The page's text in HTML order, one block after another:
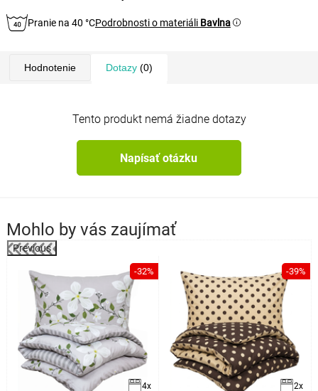
Pranie na 40 °CPodrobnosti o materiáli Bavlna
Hodnotenie Dotazy(0)
Tento produkt nemá žiadne dotazy
Napísať otázku
Mohlo by vás zaujímať
Previous
-32%
4x
-39%
2x